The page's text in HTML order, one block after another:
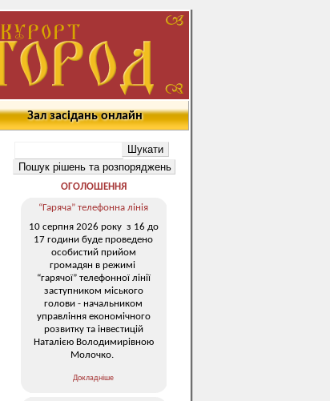
Зал засідань онлайн
ОГОЛОШЕННЯ
“Гаряча” телефонна лінія
10 серпня 2026 року з 16 до
17 години буде проведено
особистий прийом
громадян в режимі
“гарячої” телефонної лінії
заступником міського
голови - начальником
управління економічного
розвитку та інвестицій
Наталією Володимирівною
Молочко.
Докладніше